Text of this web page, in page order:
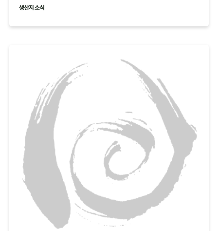
생산지 소식